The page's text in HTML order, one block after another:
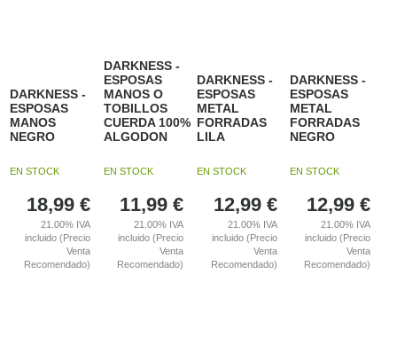
DARKNESS -
ESPOSAS
MANOS
NEGRO
EN STOCK
18,99 €
21.00% IVA
incluido (Precio
Venta
Recomendado)
DARKNESS -
ESPOSAS
MANOS O
TOBILLOS
CUERDA 100%
ALGODON
EN STOCK
11,99 €
21.00% IVA
incluido (Precio
Venta
Recomendado)
DARKNESS -
ESPOSAS
METAL
FORRADAS
LILA
EN STOCK
12,99 €
21.00% IVA
incluido (Precio
Venta
Recomendado)
DARKNESS -
ESPOSAS
METAL
FORRADAS
NEGRO
EN STOCK
12,99 €
21.00% IVA
incluido (Precio
Venta
Recomendado)